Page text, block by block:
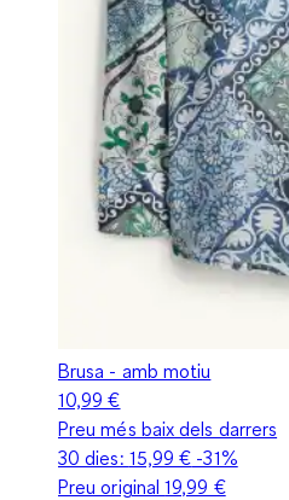
Brusa - amb motiu
10,99 €
Preu més baix dels darrers
30 dies: 15,99 € -31%
Preu original19,99 €